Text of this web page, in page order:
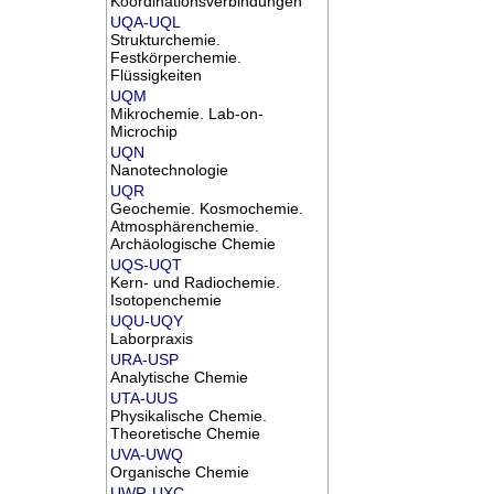
UQA-UQL
Strukturchemie.
Festkörperchemie.
Flüssigkeiten
UQM
Mikrochemie. Lab-on-
Microchip
UQN
Nanotechnologie
UQR
Geochemie. Kosmochemie.
Atmosphärenchemie.
Archäologische Chemie
UQS-UQT
Kern- und Radiochemie.
Isotopenchemie
UQU-UQY
Laborpraxis
URA-USP
Analytische Chemie
UTA-UUS
Physikalische Chemie.
Theoretische Chemie
UVA-UWQ
Organische Chemie